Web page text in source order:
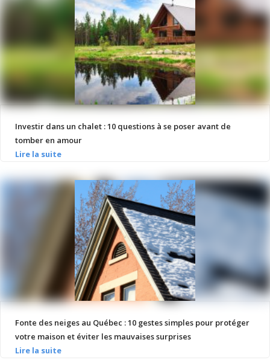
Investir dans un chalet : 10 questions à se poser avant de
tomber en amour
Fonte des neiges au Québec : 10 gestes simples pour protéger
votre maison et éviter les mauvaises surprises